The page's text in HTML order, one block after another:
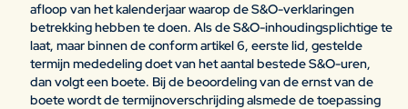
afloop van het kalenderjaar waarop de S&O-verklaringen
betrekking hebben te doen. Als de S&O-inhoudingsplichtige te
laat, maar binnen de conform artikel 6, eerste lid, gestelde
termijn mededeling doet van het aantal bestede S&O-uren,
dan volgt een boete. Bij de beoordeling van de ernst van de
boete wordt de termijnoverschrijding alsmede de toepassing